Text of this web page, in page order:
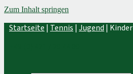
Zum Inhalt springen
Startseite | Tennis | Jugend |